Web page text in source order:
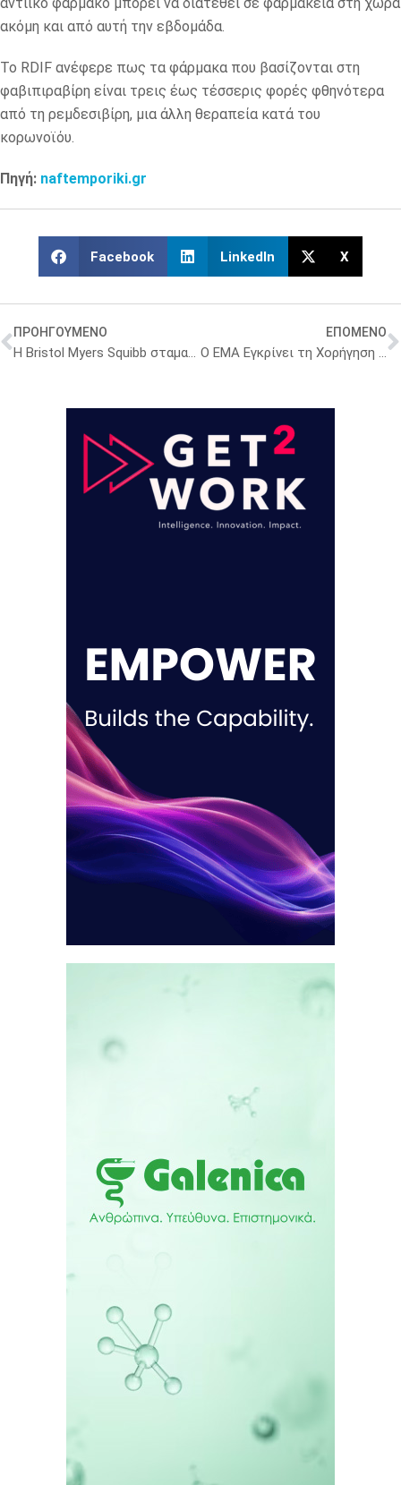
ακόμη και από αυτή την εβδομάδα.
Το RDIF ανέφερε πως τα φάρμακα που βασίζονται στη
φαβιπιραβίρη είναι τρεις έως τέσσερις φορές φθηνότερα
από τη ρεμδεσιβίρη, μια άλλη θεραπεία κατά του
κορωνοϊόυ.
Πηγή: naftemporiki.gr
Facebook LinkedIn X
ΠΡΟΗΓΟΥΜΕΝΟ
Η Bristol Myers Squibb σταματά τις δραστηριότητές της στον τομέα των ΜΗΣΥΦΑ
ΕΠΟΜΕΝΟ
Ο ΕΜΑ Εγκρίνει τη Χορήγηση Δεξαμεθαζόνης σε Ασθενείς με Σοβαρή COVID-19